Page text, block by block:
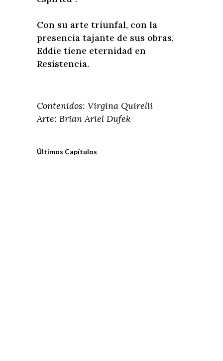
Con su arte triunfal, con la
presencia tajante de sus obras,
Eddie tiene eternidad en
Resistencia.
Contenidos: Virgina Quirelli
Arte: Brian Ariel Dufek
Últimos Capítulos